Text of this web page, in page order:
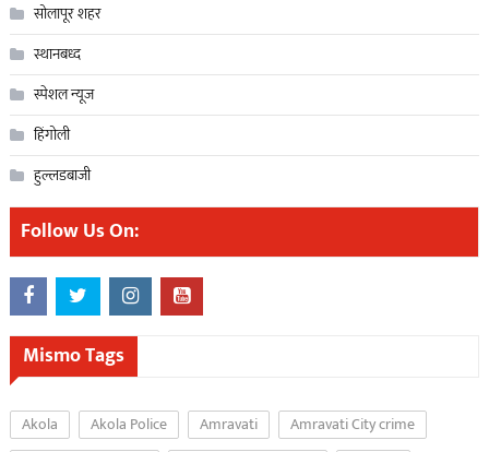
सोलापूर शहर
स्थानबध्द
स्पेशल न्यूज
हिंगोली
हुल्लडबाजी
Follow Us On:
Mismo Tags
Akola Akola Police Amravati
Amravati City crime